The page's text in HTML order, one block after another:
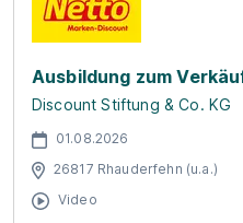
Ausbildung zum
Discount Stiftung & Co. KG
01.08.2026
26817 Rhauderfehn (u.a.)
Video